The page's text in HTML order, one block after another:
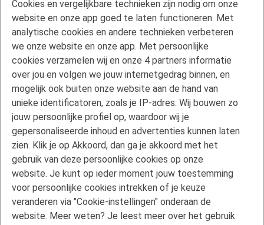
Veelgestelde vragen
Klachtenregeling
Privacyverklaring
Disclaimer
Gebruikersvoorwaarden FAN
Actuele rente
Downloads
Kredietgids
Toegang aanvragen
Over Florius
Samenwerken met Florius
Pers
Nieuwsbrief
Cookies en vergelijkbare technieken zijn nodig om onze
website en onze app goed te laten functioneren. Met
analytische cookies en andere technieken verbeteren
we onze website en onze app. Met persoonlijke
cookies verzamelen wij en onze 4 partners informatie
over jou en volgen we jouw internetgedrag binnen, en
mogelijk ook buiten onze website aan de hand van
unieke identificatoren, zoals je IP-adres. Wij bouwen zo
jouw persoonlijke profiel op, waardoor wij je
gepersonaliseerde inhoud en advertenties kunnen laten
zien. Klik je op Akkoord, dan ga je akkoord met het
gebruik van deze persoonlijke cookies op onze
website. Je kunt op ieder moment jouw toestemming
voor persoonlijke cookies intrekken of je keuze
veranderen via "Cookie-instellingen" onderaan de
website. Meer weten? Je leest meer over het gebruik